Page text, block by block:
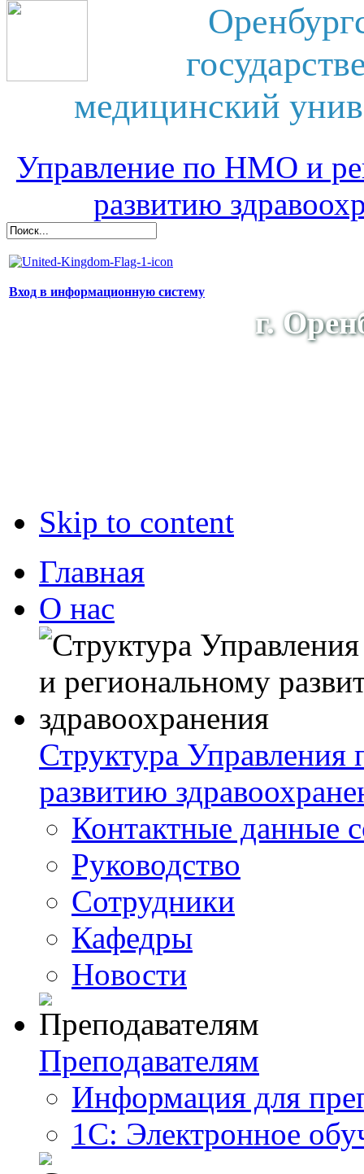
медицинский
Управление по НМО и
развитию
Вход в информационную систему
г.
Skip to content
Главная
О нас
Структура
развитию
Контактные данные
Руководство
Сотрудники
Кафедры
Новости
Преподавателям
Информация для
1С: Электронное